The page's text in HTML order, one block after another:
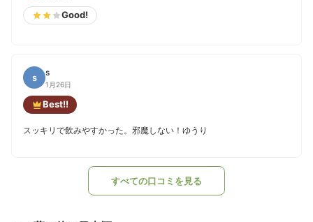
Good!
s s
1月26日
Best!!
スッキリで飲みやすかった。邪魔しない！ゆうり
すべての口コミを見る